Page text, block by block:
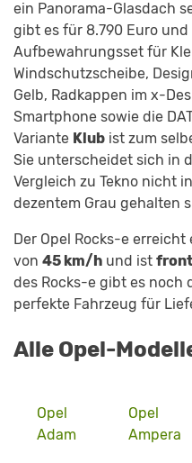
ein Panorama-Glasdach
gibt es für 8.790 Euro
Aufbewahrungsset für
Windschutzscheibe,
Gelb, Radkappen im x-
Smartphone sowie die
Variante Klub ist zum
Sie unterscheidet sich in
Vergleich zu Tekno nicht
dezentem Grau gehalten
Der Opel Rocks-e
von 45 km/h und ist
des Rocks-e gibt es noch
perfekte Fahrzeug für
Alle Opel-
Opel
Adam
Opel
Ampera